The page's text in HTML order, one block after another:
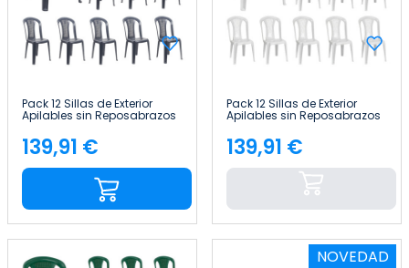
Pack 12 Sillas de Exterior
Apilables sin Reposabrazos
Napoli 42x49x88cm 7house
Precio
139,91 €
Pack 12 Sillas de Exterior
Apilables sin Reposabrazos
Napoli 42x49x88cm 7house
Precio
139,91 €
NOVEDAD